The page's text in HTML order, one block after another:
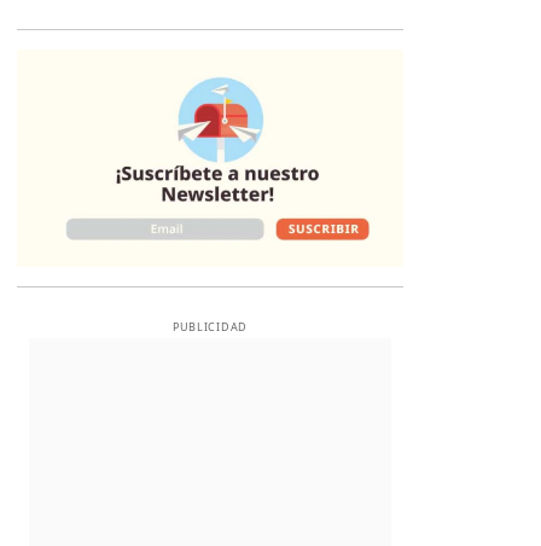
PUBLICIDAD